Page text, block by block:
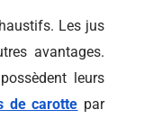
Les jus
avantages.
leurs
de carotte par